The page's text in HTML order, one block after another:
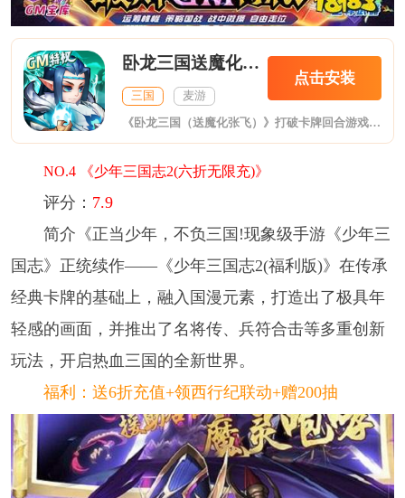
卧龙三国送魔化张飞
三国 麦游
点击安装
《卧龙三国（送魔化张飞）》打破卡牌回合游戏禁锢，微操战斗，自由走位、打断技能，以谋略定胜负！以武力定江山！三国名将轻松收集，自由搭配，打造超强阵容；再现百城十三州三国大地图，卡牌游戏也能国战，随时随地攻城略地；兄弟知己、封土建邦，让你亲身体验乱世豪迈，定鼎中原。
NO.4 《少年三国志2(六折无限充)》
评分： 7.9
简介《正当少年，不负三国!现象级手游《少年三
国志》正统续作——《少年三国志2(福利版)》在传承
经典卡牌的基础上，融入国漫元素，打造出了极具年
轻感的画面，并推出了名将传、兵符合击等多重创新
玩法，开启热血三国的全新世界。
福利：送6折充值+领西行纪联动+赠200抽